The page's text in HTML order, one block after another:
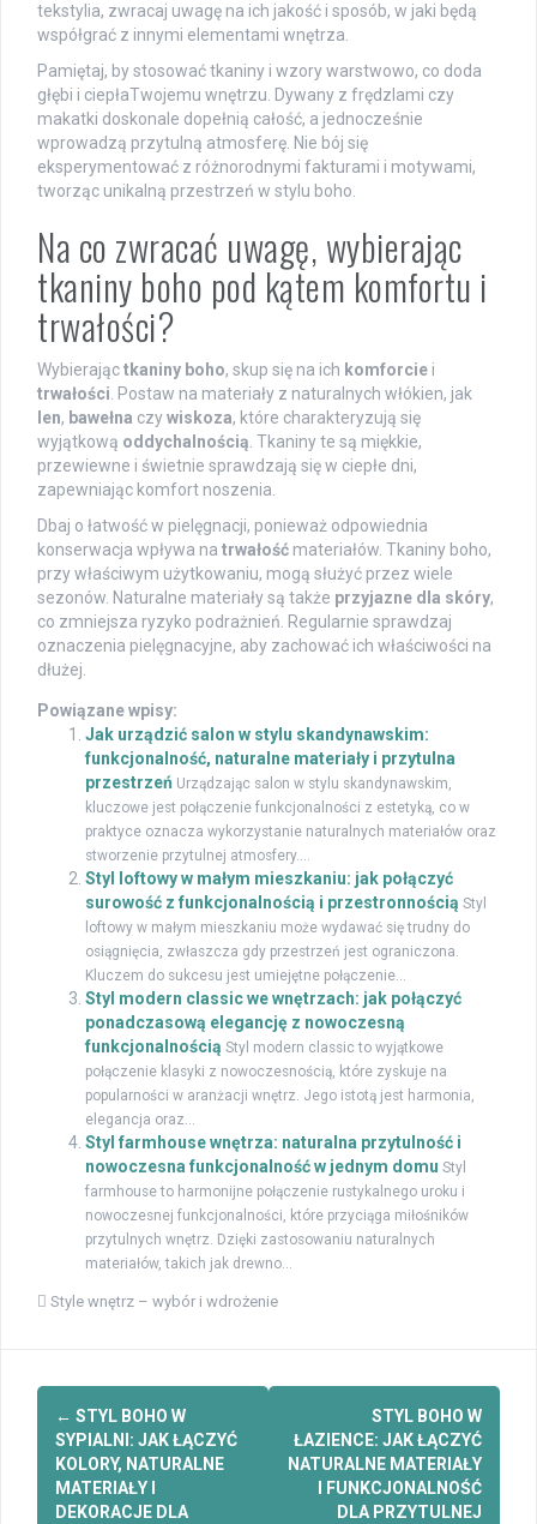
tekstylia, zwracaj uwagę na ich jakość i sposób, w jaki będą
współgrać z innymi elementami wnętrza.
Pamiętaj, by stosować tkaniny i wzory warstwowo, co doda
głębi i ciepłaTwojemu wnętrzu. Dywany z frędzlami czy
makatki doskonale dopełnią całość, a jednocześnie
wprowadzą przytulną atmosferę. Nie bój się
eksperymentować z różnorodnymi fakturami i motywami,
tworząc unikalną przestrzeń w stylu boho.
Na co zwracać uwagę, wybierając
tkaniny boho pod kątem komfortu i
trwałości?
Wybierająctkaniny boho, skup się na ich komforcie i
trwałości. Postaw na materiały z naturalnych włókien, jak
len, bawełna czywiskoza, które charakteryzują się
wyjątkową oddychalnością. Tkaniny te są miękkie,
przewiewne i świetnie sprawdzają się w ciepłe dni,
zapewniając komfort noszenia.
Dbaj o łatwość w pielęgnacji, ponieważ odpowiednia
konserwacja wpływa na trwałość materiałów. Tkaniny boho,
przy właściwym użytkowaniu, mogą służyć przez wiele
sezonów. Naturalne materiały są także przyjazne dla skóry,
co zmniejsza ryzyko podrażnień. Regularnie sprawdzaj
oznaczenia pielęgnacyjne, aby zachować ich właściwości na
dłużej.
Powiązane wpisy:
Jak urządzić salon w stylu skandynawskim:
funkcjonalność, naturalne materiały i przytulna
przestrzeń Urządzając salon w stylu skandynawskim,
kluczowe jest połączenie funkcjonalności z estetyką, co w
praktyce oznacza wykorzystanie naturalnych materiałów oraz
stworzenie przytulnej atmosfery....
Styl loftowy w małym mieszkaniu: jak połączyć
surowość z funkcjonalnością i przestronnością Styl
loftowy w małym mieszkaniu może wydawać się trudny do
osiągnięcia, zwłaszcza gdy przestrzeń jest ograniczona.
Kluczem do sukcesu jest umiejętne połączenie...
Styl modern classic we wnętrzach: jak połączyć
ponadczasową elegancję z nowoczesną
funkcjonalnością Styl modern classic to wyjątkowe
połączenie klasyki z nowoczesnością, które zyskuje na
popularności w aranżacji wnętrz. Jego istotą jest harmonia,
elegancja oraz...
Styl farmhouse wnętrza: naturalna przytulność i
nowoczesna funkcjonalność w jednym domu Styl
farmhouse to harmonijne połączenie rustykalnego uroku i
nowoczesnej funkcjonalności, które przyciąga miłośników
przytulnych wnętrz. Dzięki zastosowaniu naturalnych
materiałów, takich jak drewno...
Style wnętrz – wybór i wdrożenie
Zobacz
wpisy
← STYL BOHO W
SYPIALNI: JAK ŁĄCZYĆ
KOLORY, NATURALNE
MATERIAŁY I
DEKORACJE DLA
STYL BOHO W
ŁAZIENCE: JAK ŁĄCZYĆ
NATURALNE MATERIAŁY
I FUNKCJONALNOŚĆ
DLA PRZYTULNEJ